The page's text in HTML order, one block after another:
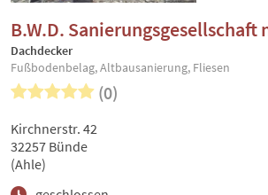
B.W.D. Sanierungsgesellschaft
Dachdecker
Fußbodenbelag, Altbausanierung, Fliesen
(0)
Kirchnerstr. 42
32257 Bünde
(Ahle)